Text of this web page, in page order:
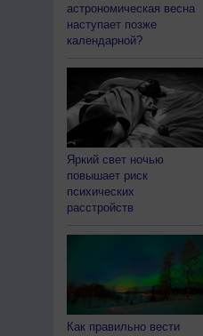
астрономическая весна
наступает позже
календарной?
Яркий свет ночью
повышает риск
психических
расстройств
Как правильно вести